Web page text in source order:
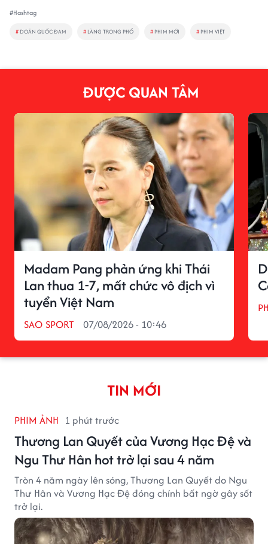
#Hashtag
# DOÃN QUỐC ĐAM # LÀNG TRONG PHỐ # PHIM MỚI # PHIM VIỆT
ĐƯỢC QUAN TÂM
Madam Pang phản ứng khi Thái
Lan thua 1-7, mất chức vô địch vì
tuyển Việt Nam
SAO SPORT 07/08/2026 - 10:46
TIN MỚI
PHIM ẢNH 1 phút trước
Thương Lan Quyết của Vương Hạc Đệ và
Ngu Thư Hân hot trở lại sau 4 năm
Tròn 4 năm ngày lên sóng, Thương Lan Quyết do Ngu
Thư Hân và Vương Hạc Đệ đóng chính bất ngờ gây sốt
trở lại.